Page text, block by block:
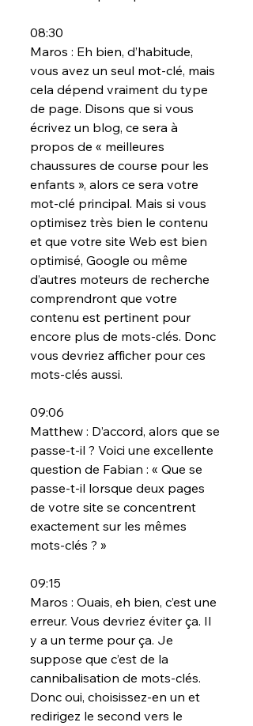
08:30
Maros : Eh bien, d’habitude,
vous avez un seul mot-clé, mais
cela dépend vraiment du type
de page. Disons que si vous
écrivez un blog, ce sera à
propos de « meilleures
chaussures de course pour les
enfants », alors ce sera votre
mot-clé principal. Mais si vous
optimisez très bien le contenu
et que votre site Web est bien
optimisé, Google ou même
d’autres moteurs de recherche
comprendront que votre
contenu est pertinent pour
encore plus de mots-clés. Donc
vous devriez afficher pour ces
mots-clés aussi.
09:06
Matthew : D’accord, alors que se
passe-t-il ? Voici une excellente
question de Fabian : « Que se
passe-t-il lorsque deux pages
de votre site se concentrent
exactement sur les mêmes
mots-clés ? »
09:15
Maros : Ouais, eh bien, c’est une
erreur. Vous devriez éviter ça. Il
y a un terme pour ça. Je
suppose que c’est de la
cannibalisation de mots-clés.
Donc oui, choisissez-en un et
redirigez le second vers le